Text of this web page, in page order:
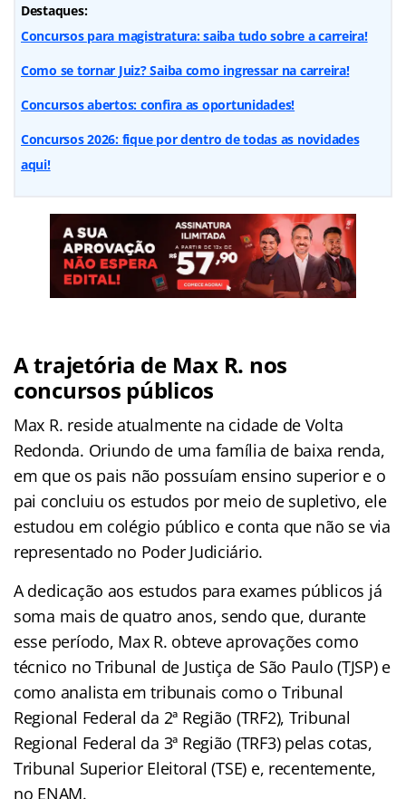
Destaques:
Concursos para magistratura: saiba tudo sobre a carreira!
Como se tornar Juiz? Saiba como ingressar na carreira!
Concursos abertos: confira as oportunidades!
Concursos 2026: fique por dentro de todas as novidades
aqui!
A trajetória de Max R. nos
concursos públicos
Max R. reside atualmente na cidade de Volta
Redonda. Oriundo de uma família de baixa renda,
em que os pais não possuíam ensino superior e o
pai concluiu os estudos por meio de supletivo, ele
estudou em colégio público e conta que não se via
representado no Poder Judiciário.
A dedicação aos estudos para exames públicos já
soma mais de quatro anos, sendo que, durante
esse período, Max R. obteve aprovações como
técnico no Tribunal de Justiça de São Paulo (TJSP) e
como analista em tribunais como o Tribunal
Regional Federal da 2ª Região (TRF2), Tribunal
Regional Federal da 3ª Região (TRF3) pelas cotas,
Tribunal Superior Eleitoral (TSE) e, recentemente,
no ENAM.